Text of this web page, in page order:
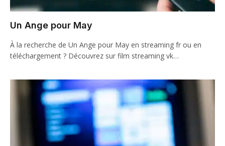
Un Ange pour May
À la recherche de Un Ange pour May en streaming fr ou en
téléchargement ? Découvrez sur film streaming vk…